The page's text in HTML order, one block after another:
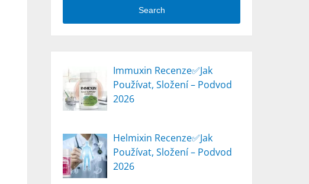
Search
Immuxin Recenze✅Jak
Používat, Složení – Podvod
2026
Helmixin Recenze✅Jak
Používat, Složení – Podvod
2026